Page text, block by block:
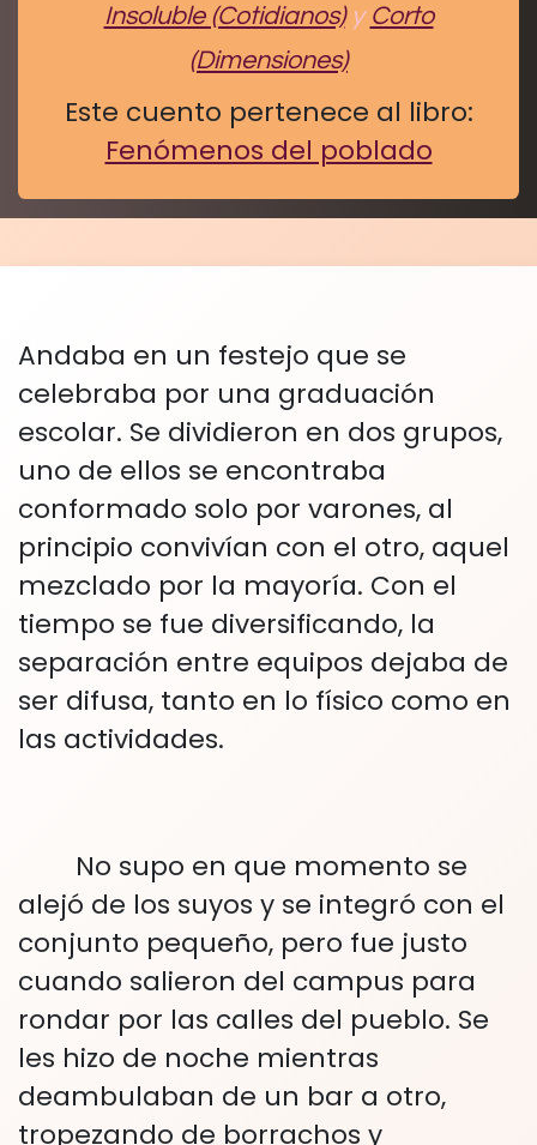
Insoluble (Cotidianos)y Corto
(Dimensiones)
Este cuento pertenece al libro:
Fenómenos del poblado
Andaba en un festejo que se
celebraba por una graduación
escolar. Se dividieron en dos grupos,
uno de ellos se encontraba
conformado solo por varones, al
principio convivían con el otro, aquel
mezclado por la mayoría. Con el
tiempo se fue diversificando, la
separación entre equipos dejaba de
ser difusa, tanto en lo físico como en
las actividades.
No supo en que momento se
alejó de los suyos y se integró con el
conjunto pequeño, pero fue justo
cuando salieron del campus para
rondar por las calles del pueblo. Se
les hizo de noche mientras
deambulaban de un bar a otro,
tropezando de borrachos y